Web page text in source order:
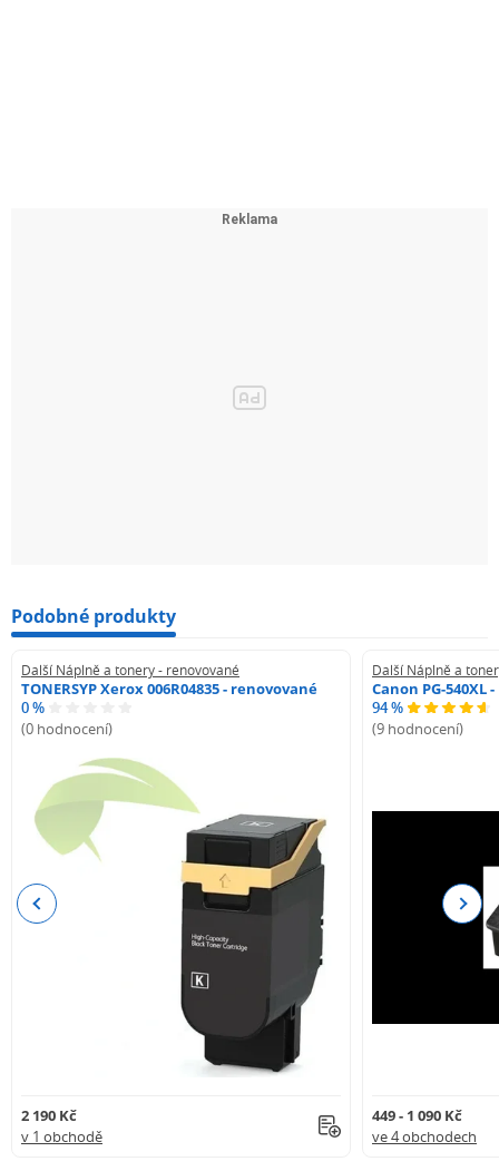
Podobné produkty
Další Náplně a tonery - renovované
TONERSYP Xerox 006R04835 - renovované
0 %
(0 hodnocení)
2 190 Kč
v 1 obchodě
Další Náplně a
Canon PG-540XL
94 %
(9 hodnocení)
449 - 1 090 Kč
ve 4 obchodech
Previous Next